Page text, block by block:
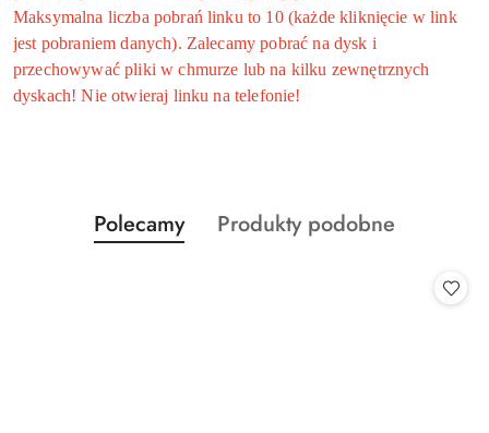
Maksymalna liczba pobrań linku to 10 (każde kliknięcie w link
jest pobraniem danych). Zalecamy pobrać na dysk i
przechowywać pliki w chmurze lub na kilku zewnętrznych
dyskach! Nie otwieraj linku na telefonie!
Pomiń karuzelę produktów
Produkty
o
Polecamy
Produkty
Produkty podobne